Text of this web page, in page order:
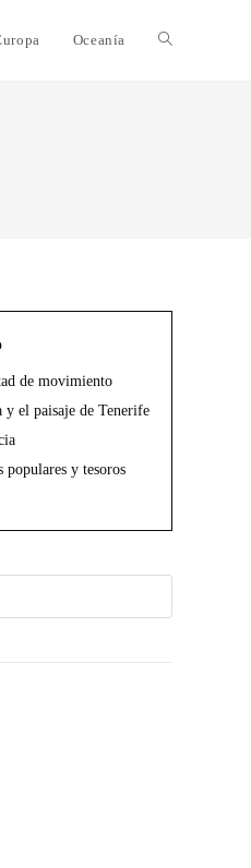
Oceanía
de movimiento
el paisaje de Tenerife
populares y tesoros